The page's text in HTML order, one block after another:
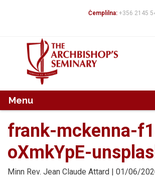
Fittex:
Ċemplilna: +356 2145
Menu
frank-mckenna-
oXmkYpE-
Minn Rev. Jean Claude Attard | 01/06/